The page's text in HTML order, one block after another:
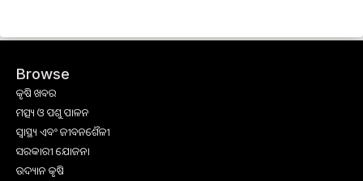
Browse
କୃଷି ଖବର
ମତ୍ସ୍ୟ ଓ ପଶୁ ପାଳନ
ସ୍ୱାସ୍ଥ୍ୟ ଏବଂ ଜୀବନଶୈଳୀ
ସରକାରୀ ଯୋଜନା
ଉଦ୍ୟାନ କୃଷି